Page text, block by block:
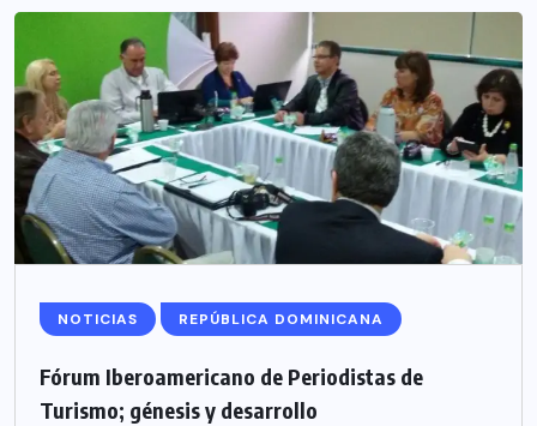
NOTICIAS REPÚBLICA DOMINICANA
Fórum Iberoamericano de Periodistas de
Turismo; génesis y desarrollo